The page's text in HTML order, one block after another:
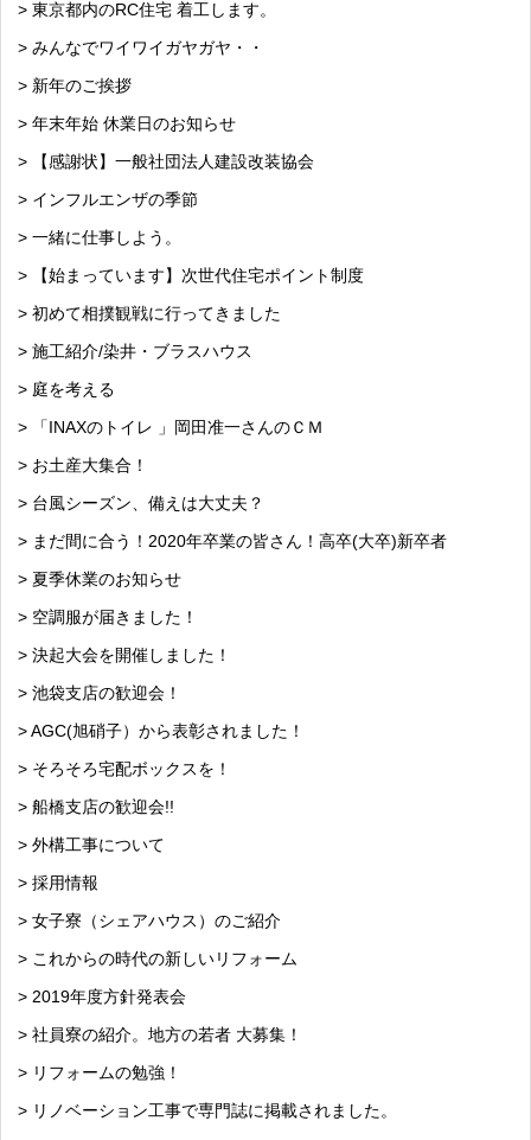
> 東京都内のRC住宅 着工します。
> みんなでワイワイガヤガヤ・・
> 新年のご挨拶
> 年末年始 休業日のお知らせ
> 【感謝状】一般社団法人建設改装協会
> インフルエンザの季節
> 一緒に仕事しよう。
> 【始まっています】次世代住宅ポイント制度
> 初めて相撲観戦に行ってきました
> 施工紹介/染井・ブラスハウス
> 庭を考える
> 「INAXのトイレ 」岡田准一さんのＣＭ
> お土産大集合！
> 台風シーズン、備えは大丈夫？
> まだ間に合う！2020年卒業の皆さん！高卒(大卒)新卒者
> 夏季休業のお知らせ
> 空調服が届きました！
> 決起大会を開催しました！
> 池袋支店の歓迎会！
> AGC(旭硝子）から表彰されました！
> そろそろ宅配ボックスを！
> 船橋支店の歓迎会!!
> 外構工事について
> 採用情報
> 女子寮（シェアハウス）のご紹介
> これからの時代の新しいリフォーム
> 2019年度方針発表会
> 社員寮の紹介。地方の若者 大募集！
> リフォームの勉強！
> リノベーション工事で専門誌に掲載されました。